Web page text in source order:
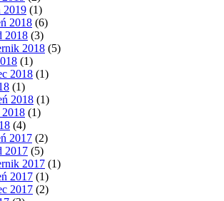
2019 (1)
2018 (6)
2018 (3)
2018 (5)
(1)
2018 (1)
(1)
2018 (1)
2018 (1)
(4)
2017 (2)
2017 (5)
2017 (1)
2017 (1)
2017 (2)